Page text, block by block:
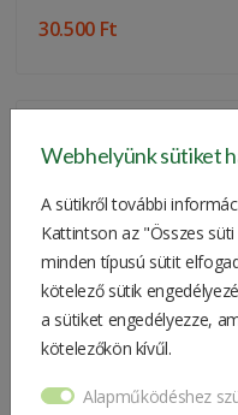
30.500 Ft
MAKITA Laser Measuring
Webhelyünk sütiket
A sütikről további
Kattintson az "Összes
minden típusú sütit
kötelező sütik
a sütiket engedélyezze,
kötelezőkön kívűl.
Alapműködéshez